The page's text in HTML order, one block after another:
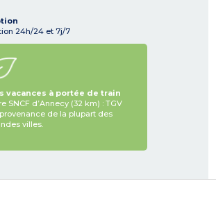
24h/24 et 7j/7
vacances à portée de train
SNCF d’Annecy (32 km) : TGV
de la plupart des
villes.